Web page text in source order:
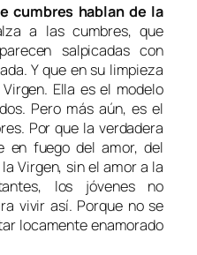
cumbres hablan de la
a las cumbres, que
salpicadas con
Y que en su limpieza
Ella es el modelo
Pero más aún, es el
Por que la verdadera
en fuego del amor, del
Virgen, sin el amor a la
los jóvenes no
vivir así. Porque no se
locamente enamorado